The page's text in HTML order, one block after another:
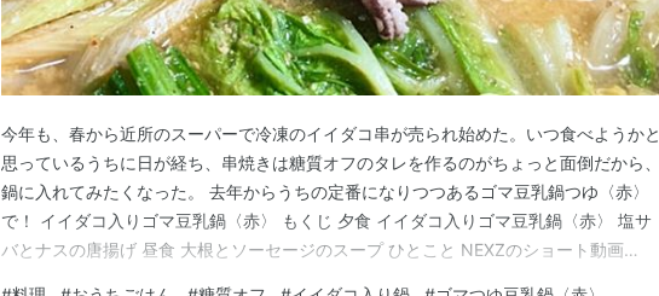
今年も、春から近所のスーパーで冷凍のイイダコ串が売られ始めた。いつ食べようかと
思っているうちに日が経ち、串焼きは糖質オフのタレを作るのがちょっと面倒だから、
鍋に入れてみたくなった。 去年からうちの定番になりつつあるゴマ豆乳鍋つゆ〈赤〉
で！ イイダコ入りゴマ豆乳鍋〈赤〉 もくじ 夕食 イイダコ入りゴマ豆乳鍋〈赤〉 塩サ
バとナスの唐揚げ 昼食 大根とソーセージのスープ ひとこと NEXZのショート動画